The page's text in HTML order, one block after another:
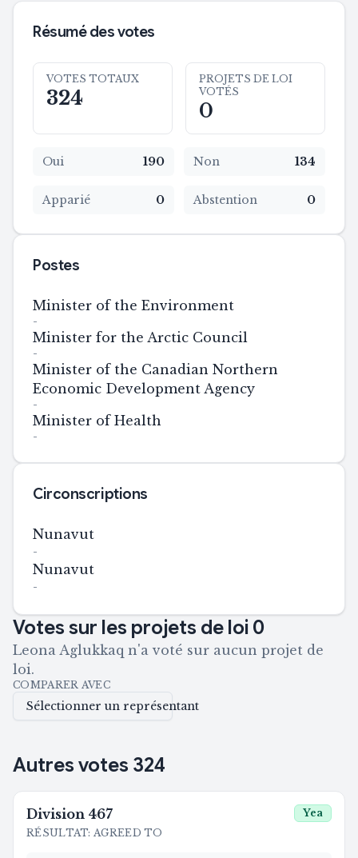
Résumé des votes
VOTES TOTAUX
324
PROJETS DE LOI
VOTÉS
0
Oui 190 Non 134
Apparié 0 Abstention 0
Postes
Minister of the Environment
-
Minister for the Arctic Council
-
Minister of the Canadian Northern
Economic Development Agency
-
Minister of Health
-
Circonscriptions
Nunavut
-
Nunavut
-
Votes sur les projets de loi 0
Leona Aglukkaq n'a voté sur aucun projet de
loi.
COMPARER AVEC
Sélectionner un représentant
Autres votes 324
Division 467
RÉSULTAT: AGREED TO
Yea